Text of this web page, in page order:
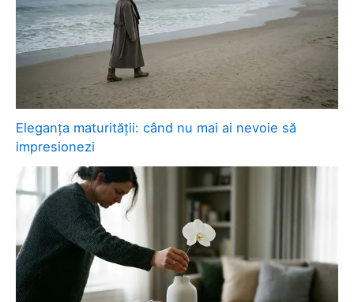
Eleganța maturității: când nu mai ai nevoie să
impresionezi